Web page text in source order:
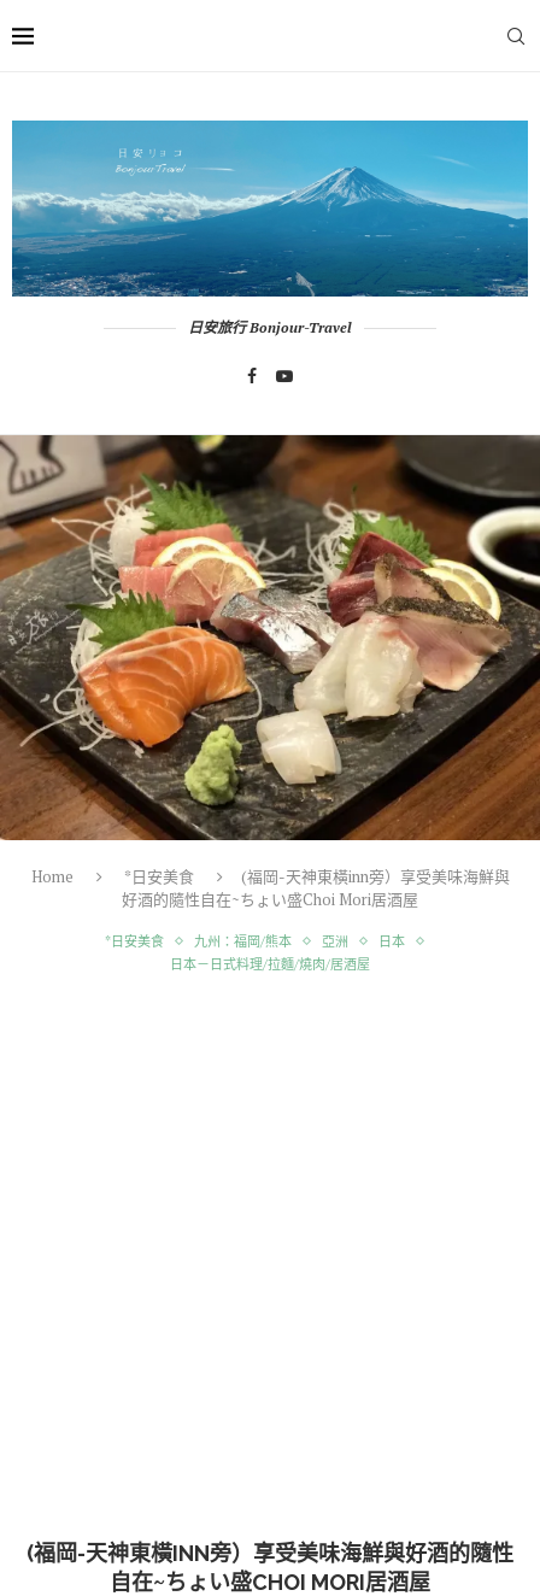
日安旅行 Bonjour-Travel
Home *日安美食
(福岡-天神東橫inn旁）享受美味海鮮與
好酒的隨性自在~ちょい盛Choi Mori居酒屋
*日安美食 九州：福岡/熊本 亞洲
日本
日本－日式料理/拉麵/燒肉/居酒屋
(福岡-天神東橫INN旁）享受美味海鮮與好酒的隨性
自在~ちょい盛CHOI MORI居酒屋